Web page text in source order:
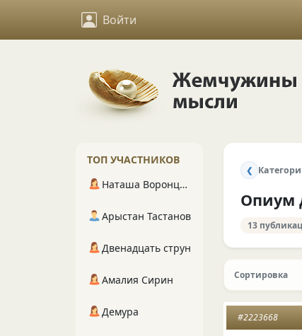
Войти
❮
Опиум
13
Сортировка
#2223668
ТОП УЧАСТНИКОВ
Наташа Воронцова
Арыстан Тастанов
Двенадцать струн
Амалия Сирин
Демура